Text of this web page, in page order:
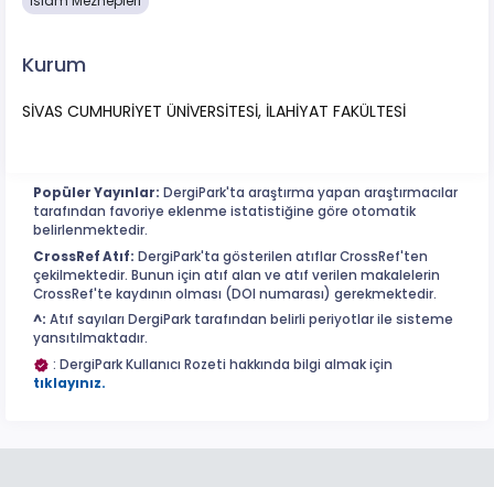
Kurum
SİVAS CUMHURİYET ÜNİVERSİTESİ, İLAHİYAT FAKÜLTESİ
Popüler Yayınlar: DergiPark'ta araştırma yapan araştırmacılar
tarafından favoriye eklenme istatistiğine göre otomatik
belirlenmektedir.
CrossRef Atıf: DergiPark'ta gösterilen atıflar CrossRef'ten
çekilmektedir. Bunun için atıf alan ve atıf verilen makalelerin
CrossRef'te kaydının olması (DOI numarası) gerekmektedir.
^: Atıf sayıları DergiPark tarafından belirli periyotlar ile sisteme
yansıtılmaktadır.
: DergiPark Kullanıcı Rozeti hakkında bilgi almak için
tıklayınız.